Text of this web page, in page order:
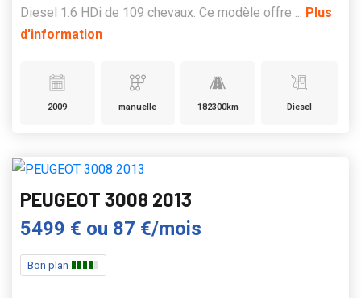
Diesel 1.6 HDi de 109 chevaux. Ce modèle offre ... Plus
d'information
2009 manuelle 182300km Diesel
PEUGEOT 3008 2013
5499 € ou 87 €/mois
Bon plan